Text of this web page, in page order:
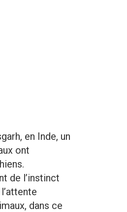
en Inde, un
ont
de l’instinct
dans ce